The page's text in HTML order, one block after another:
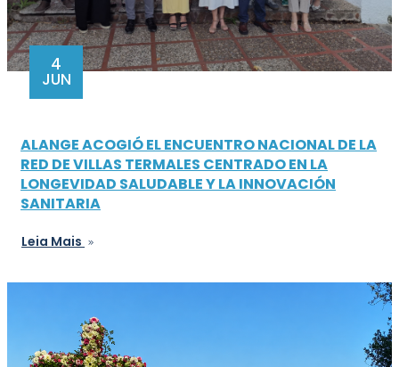
4
JUN
ALANGE ACOGIÓ EL ENCUENTRO NACIONAL DE LA
RED DE VILLAS TERMALES CENTRADO EN LA
LONGEVIDAD SALUDABLE Y LA INNOVACIÓN
SANITARIA
Leia Mais